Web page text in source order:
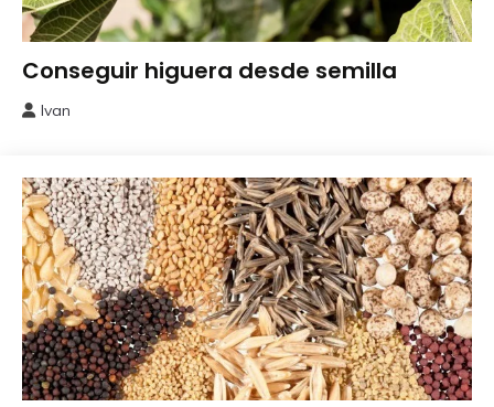
Obtener
Semillas
Conseguir higuera desde semilla
2023
Ivan